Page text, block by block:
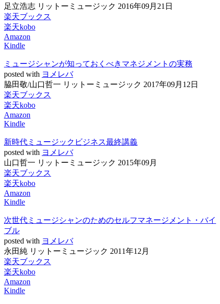
足立浩志 リットーミュージック 2016年09月21日
楽天ブックス
楽天kobo
Amazon
Kindle
ミュージシャンが知っておくべきマネジメントの実務
posted with ヨメレバ
脇田敬/山口哲一 リットーミュージック 2017年09月12日
楽天ブックス
楽天kobo
Amazon
Kindle
新時代ミュージックビジネス最終講義
posted with ヨメレバ
山口哲一 リットーミュージック 2015年09月
楽天ブックス
楽天kobo
Amazon
Kindle
次世代ミュージシャンのためのセルフマネージメント・バイ
ブル
posted with ヨメレバ
永田純 リットーミュージック 2011年12月
楽天ブックス
楽天kobo
Amazon
Kindle